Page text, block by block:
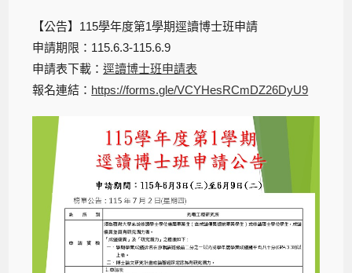
【公告】115學年度第1學期逕讀博士班申請
申請期限：115.6.3-115.6.9
申請表下載：逕讀博士班申請表
報名連結： https://forms.gle/VCYHesRCmDZ26DyU9